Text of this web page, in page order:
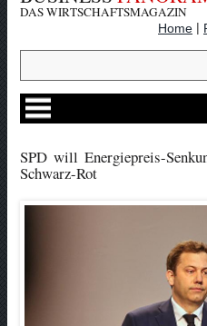
DAS WIRTSCHAFTSMAGAZIN
Home |
SPD will Energiepreis-
Schwarz-Rot